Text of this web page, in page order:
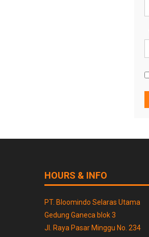
HOURS & INFO
PT. Bloomindo Selaras Utama
Gedung Ganeca blok 3
Jl. Raya Pasar Minggu No. 234